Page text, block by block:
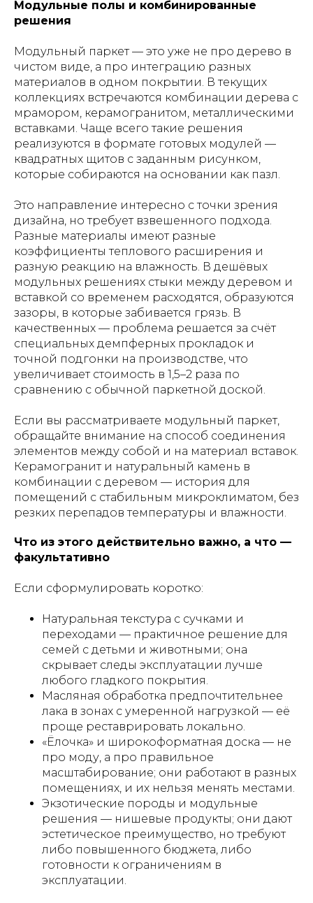
Модульные полы и комбинированные
решения
Модульный паркет — это уже не про дерево в
чистом виде, а про интеграцию разных
материалов в одном покрытии. В текущих
коллекциях встречаются комбинации дерева с
мрамором, керамогранитом, металлическими
вставками. Чаще всего такие решения
реализуются в формате готовых модулей —
квадратных щитов с заданным рисунком,
которые собираются на основании как пазл.
Это направление интересно с точки зрения
дизайна, но требует взвешенного подхода.
Разные материалы имеют разные
коэффициенты теплового расширения и
разную реакцию на влажность. В дешёвых
модульных решениях стыки между деревом и
вставкой со временем расходятся, образуются
зазоры, в которые забивается грязь. В
качественных — проблема решается за счёт
специальных демпферных прокладок и
точной подгонки на производстве, что
увеличивает стоимость в 1,5–2 раза по
сравнению с обычной паркетной доской.
Если вы рассматриваете модульный паркет,
обращайте внимание на способ соединения
элементов между собой и на материал вставок.
Керамогранит и натуральный камень в
комбинации с деревом — история для
помещений с стабильным микроклиматом, без
резких перепадов температуры и влажности.
Что из этого действительно важно, а что —
факультативно
Если сформулировать коротко:
Натуральная текстура с сучками и
переходами — практичное решение для
семей с детьми и животными; она
скрывает следы эксплуатации лучше
любого гладкого покрытия.
Масляная обработка предпочтительнее
лака в зонах с умеренной нагрузкой — её
проще реставрировать локально.
«Ёлочка» и широкоформатная доска — не
про моду, а про правильное
масштабирование; они работают в разных
помещениях, и их нельзя менять местами.
Экзотические породы и модульные
решения — нишевые продукты; они дают
эстетическое преимущество, но требуют
либо повышенного бюджета, либо
готовности к ограничениям в
эксплуатации.